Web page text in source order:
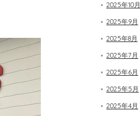
2025年10月
2025年9月
2025年8月
2025年7月
2025年6月
2025年5月
2025年4月